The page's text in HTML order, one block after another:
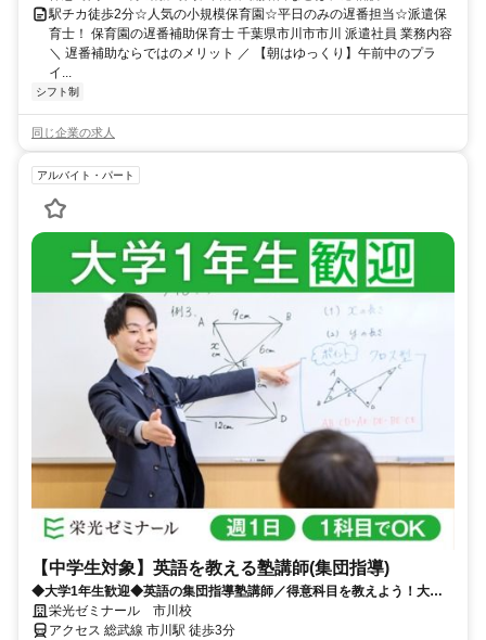
駅チカ徒歩2分☆人気の小規模保育園☆平日のみの遅番担当☆派遣保
育士！ 保育園の遅番補助保育士 千葉県市川市市川 派遣社員 業務内容
＼ 遅番補助ならではのメリット ／ 【朝はゆっくり】午前中のプラ
イ...
シフト制
同じ企業の求人
アルバイト・パート
【中学生対象】英語を教える塾講師(集団指導)
◆大学1年生歓迎◆英語の集団指導塾講師／得意科目を教えよう！大学
生活躍中！
栄光ゼミナール 市川校
アクセス 総武線 市川駅 徒歩3分